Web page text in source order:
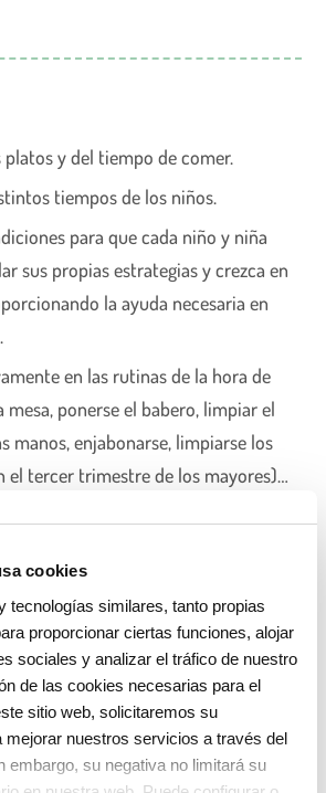
cookies
tecnologías similares, tanto propias
proporcionar ciertas funciones, alojar
sociales y analizar el tráfico de nuestro
de las cookies necesarias para el
sitio web, solicitaremos su
mejorar nuestros servicios a través del
embargo, su negativa no limitará su
y del tiempo de comer.
tiempos de los niños.
para que cada niño y niña
sus propias estrategias y crezca en
la ayuda necesaria en
en las rutinas de la hora de
mesa, ponerse el babero, limpiar el
manos, enjabonarse, limpiarse los
el tercer trimestre de los mayores)…